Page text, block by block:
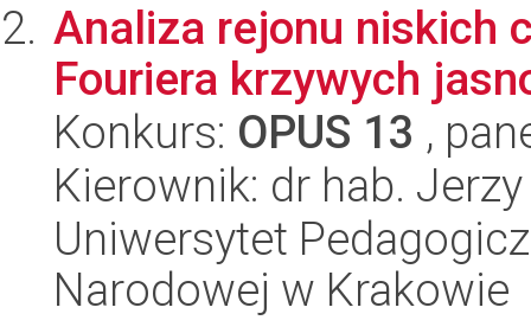
Analiza rejonu niskich
Fouriera krzywych
Konkurs: OPUS 13 ,
Kierownik: dr hab.
Uniwersytet
Narodowej w Krakowie